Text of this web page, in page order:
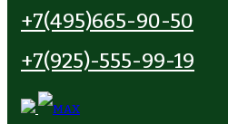
+7(495)665-90-50
+7(925)-555-99-19